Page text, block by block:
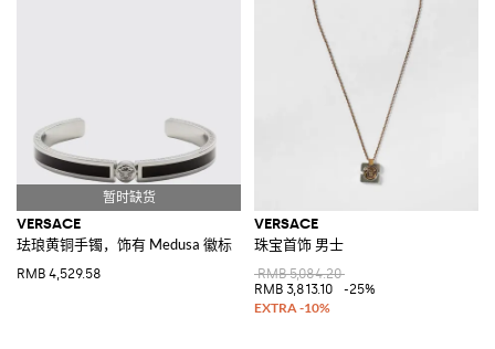
VERSACE
珐琅黄铜手镯，饰有 Medusa 徽标
RMB 4,529.58
VERSACE
珠宝首饰 男士
RMB 5,084.20
RMB 3,813.10
-25%